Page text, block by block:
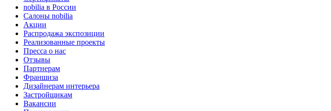
nobilia в России
Салоны nobilia
Акции
Распродажа экспозиции
Реализованные проекты
Пресса о нас
Отзывы
Партнерам
Франшиза
Дизайнерам интерьера
Застройщикам
Вакансии